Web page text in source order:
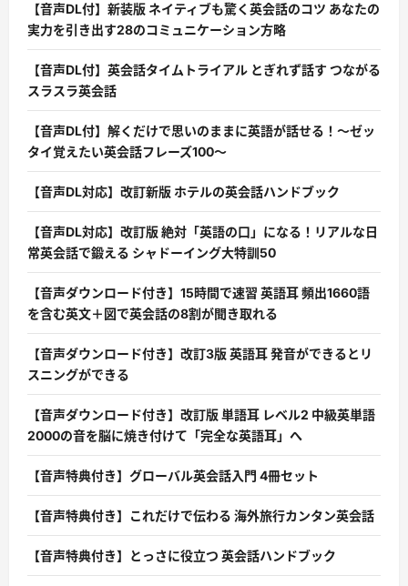
【音声DL付】新装版 ネイティブも驚く英会話のコツ あなたの
実力を引き出す28のコミュニケーション方略
【音声DL付】英会話タイムトライアル とぎれず話す つながる
スラスラ英会話
【音声DL付】解くだけで思いのままに英語が話せる！〜ゼッ
タイ覚えたい英会話フレーズ100〜
【音声DL対応】改訂新版 ホテルの英会話ハンドブック
【音声DL対応】改訂版 絶対「英語の口」になる！リアルな日
常英会話で鍛える シャドーイング大特訓50
【音声ダウンロード付き】15時間で速習 英語耳 頻出1660語
を含む英文＋図で英会話の8割が聞き取れる
【音声ダウンロード付き】改訂3版 英語耳 発音ができるとリ
スニングができる
【音声ダウンロード付き】改訂版 単語耳 レベル2 中級英単語
2000の音を脳に焼き付けて「完全な英語耳」へ
【音声特典付き】グローバル英会話入門 4冊セット
【音声特典付き】これだけで伝わる 海外旅行カンタン英会話
【音声特典付き】とっさに役立つ 英会話ハンドブック